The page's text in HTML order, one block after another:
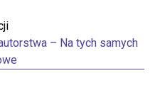
– Na tych samych